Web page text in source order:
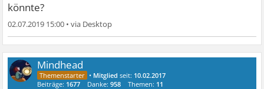
könnte?
02.07.2019 15:00 •
Mindhead
• Mitglied seit: 10.02.2017
Beiträge: 1677 Danke:958 Themen: 11